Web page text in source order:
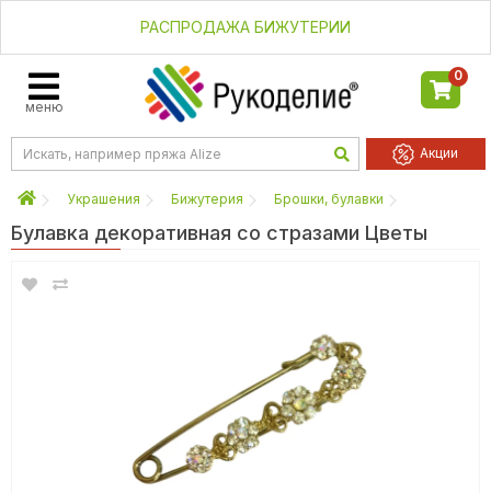
РАСПРОДАЖА БИЖУТЕРИИ
меню
0
Акции
Украшения Бижутерия Брошки, булавки
Булавка декоративная со стразами Цветы